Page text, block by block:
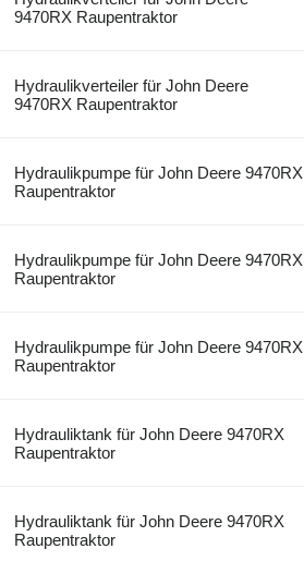
9470RX Raupentraktor
Hydraulikverteiler für John Deere
9470RX Raupentraktor
Hydraulikpumpe für John Deere 9470RX
Raupentraktor
Hydraulikpumpe für John Deere 9470RX
Raupentraktor
Hydraulikpumpe für John Deere 9470RX
Raupentraktor
Hydrauliktank für John Deere 9470RX
Raupentraktor
Hydrauliktank für John Deere 9470RX
Raupentraktor